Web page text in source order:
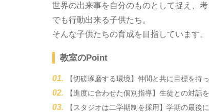
世界の出来事を自分のものとして捉え、
でも行動出来る子供たち。
そんな子供たちの育成を目指しています。
教室のPoint
【切磋琢磨する環境】仲間と共に目標を持
【進度に合わせた個別指導】生徒との対話
【スタジオは二学期制を採用】学期の最後